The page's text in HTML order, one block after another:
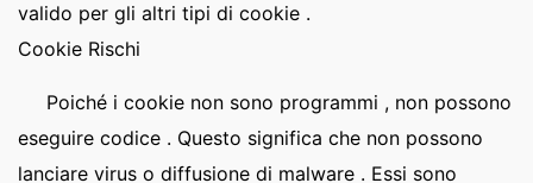
valido per gli altri tipi di cookie .
Cookie Rischi
Poiché i cookie non sono programmi , non possono
eseguire codice . Questo significa che non possono
lanciare virus o diffusione di malware . Essi sono